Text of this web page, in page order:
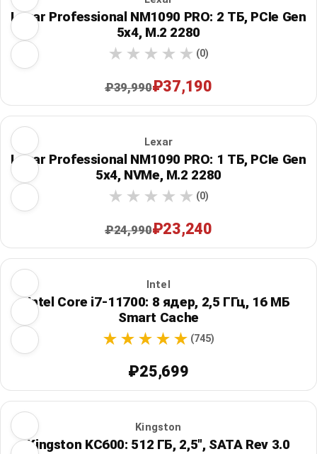
Lexar Professional NM1090 PRO: 2 ТБ, PCIe Gen
5x4, M.2 2280
(0)
₽39,990₽37,190
Lexar
Lexar Professional NM1090 PRO: 1 ТБ, PCIe Gen
5x4, NVMe, M.2 2280
(0)
₽24,990₽23,240
Intel
Intel Core i7-11700: 8 ядер, 2,5 ГГц, 16 МБ
Smart Cache
(745)
₽25,699
Kingston
Kingston KC600: 512 ГБ, 2,5", SATA Rev 3.0